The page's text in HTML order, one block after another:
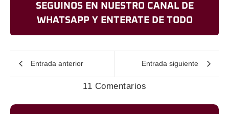
SEGUINOS EN NUESTRO CANAL DE
WHATSAPP Y ENTERATE DE TODO
Entrada anterior Entrada siguiente
11 Comentarios